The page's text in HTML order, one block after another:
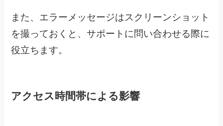
また、エラーメッセージはスクリーンショット
を撮っておくと、サポートに問い合わせる際に
役立ちます。
アクセス時間帯による影響